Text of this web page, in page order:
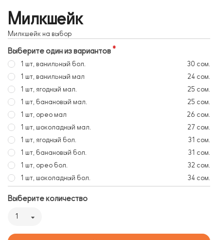
Милкшейк
Милкшейк на выбор
Выберите один из вариантов
1 шт, ванильный бол.
30 сом.
1 шт, ванильный мал
24 сом.
1 шт, ягодный мал.
25 сом.
1 шт, банановый мал.
25 сом.
1 шт, орео мал
26 сом.
1 шт, шоколадный мал.
27 сом.
1 шт, ягодный бол.
31 сом.
1 шт, банановый бол.
31 сом.
1 шт, орео бол.
32 сом.
1 шт, шоколадный бол.
34 сом.
Выберите количество
1